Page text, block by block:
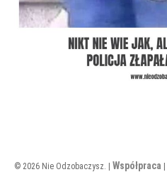
© 2026 Nie Odzobaczysz. | Współpraca